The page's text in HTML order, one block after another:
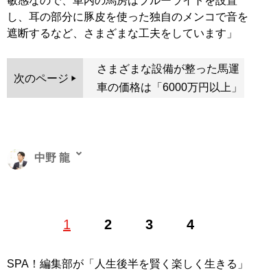
し、耳の部分に豚皮を使った独自のメンコで音を
遮断するなど、さまざまな工夫をしています」
次のページ
さまざまな設備が整った馬運
車の価格は「6000万円以上」
1 2 3 4
中野 龍
化学工業日報記者などを経てフリーランス。通信社で俳
誌等に寄稿
SPA！編集部が「人生後半を賢く楽しく生きる」